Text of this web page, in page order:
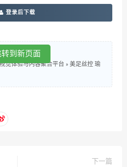
登录后下载
觉体验与内容聚合平台 » 美足丝控 瑜
下一篇
转到新页面